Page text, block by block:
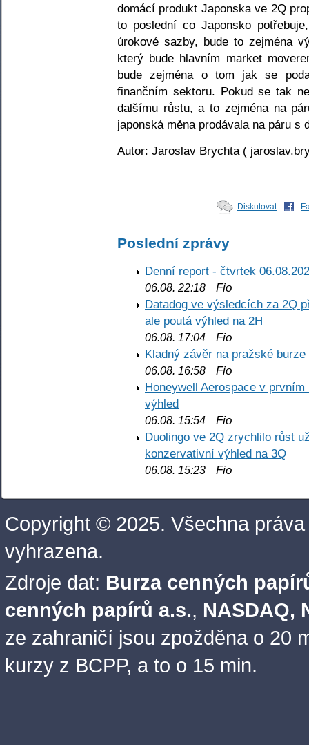
domácí produkt Japonska ve 2Q
to poslední co Japonsko
úrokové sazby, bude to zejména
který bude hlavním market
bude zejména o tom jak se
finančním sektoru. Pokud se tak
dalšímu růstu, a to zejména na
japonská měna prodávala na páru s
Autor: Jaroslav Brychta (
Diskutovat
Poslední zprávy
Denní report - čtvrtek
06.08. 22:18 Fio
Datadog ve výsledcích za 2Q
ale poutá výhled na 2H
06.08. 17:04 Fio
Kladný závěr na pražské burze
06.08. 16:58 Fio
Honeywell Aerospace v
výhled
06.08. 15:54 Fio
Duolingo ve 2Q zrychlilo růst
konzervativní výhled na 3Q
06.08. 15:23 Fio
Copyright © 2025. Všechna práva
vyhrazena.
Zdroje dat: Burza cenných
cenných papírů a.s., NASDAQ,
ze zahraničí jsou zpožděna o 20
kurzy z BCPP, a to o 15 min.